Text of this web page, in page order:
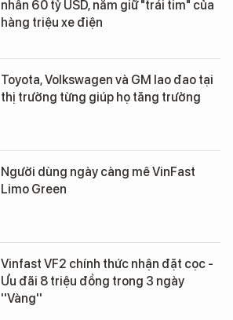
nhân 60 tỷ USD, nắm giữ "trái tim" của
hàng triệu xe điện
Toyota, Volkswagen và GM lao đao tại
thị trường từng giúp họ tăng trưởng
Người dùng ngày càng mê VinFast
Limo Green
Vinfast VF2 chính thức nhận đặt cọc -
Ưu đãi 8 triệu đồng trong 3 ngày
''Vàng''